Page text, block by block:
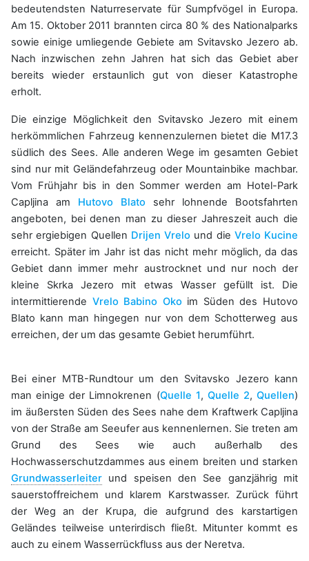
bedeutendsten Naturreservate für Sumpfvögel in Europa.
Am 15. Oktober 2011 brannten circa 80 % des Nationalparks
sowie einige umliegende Gebiete am Svitavsko Jezero ab.
Nach inzwischen zehn Jahren hat sich das Gebiet aber
bereits wieder erstaunlich gut von dieser Katastrophe
erholt.
Die einzige Möglichkeit den Svitavsko Jezero mit einem
herkömmlichen Fahrzeug kennenzulernen bietet die M17.3
südlich des Sees. Alle anderen Wege im gesamten Gebiet
sind nur mit Geländefahrzeug oder Mountainbike machbar.
Vom Frühjahr bis in den Sommer werden am Hotel-Park
Capljina am Hutovo Blato sehr lohnende Bootsfahrten
angeboten, bei denen man zu dieser Jahreszeit auch die
sehr ergiebigen Quellen Drijen Vrelo und die Vrelo Kucine
erreicht. Später im Jahr ist das nicht mehr möglich, da das
Gebiet dann immer mehr austrocknet und nur noch der
kleine Skrka Jezero mit etwas Wasser gefüllt ist. Die
intermittierende Vrelo Babino Oko im Süden des Hutovo
Blato kann man hingegen nur von dem Schotterweg aus
erreichen, der um das gesamte Gebiet herumführt.
Bei einer MTB-Rundtour um den Svitavsko Jezero kann
man einige der Limnokrenen (Quelle 1, Quelle 2, Quellen)
im äußersten Süden des Sees nahe dem Kraftwerk Capljina
von der Straße am Seeufer aus kennenlernen. Sie treten am
Grund des Sees wie auch außerhalb des
Hochwasserschutzdammes aus einem breiten und starken
Grundwasserleiter und speisen den See ganzjährig mit
sauerstoffreichem und klarem Karstwasser. Zurück führt
der Weg an der Krupa, die aufgrund des karstartigen
Geländes teilweise unterirdisch fließt. Mitunter kommt es
auch zu einem Wasserrückfluss aus der Neretva.